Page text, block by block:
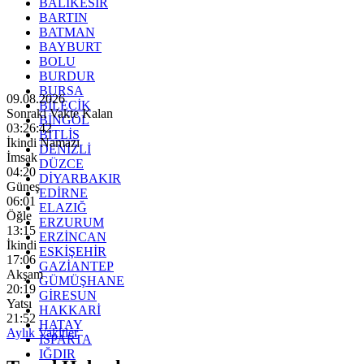
BALIKESİR
BARTIN
BATMAN
BAYBURT
BOLU
BURDUR
BURSA
BİLECİK
BİNGÖL
BİTLİS
DENİZLİ
DÜZCE
DİYARBAKIR
EDİRNE
ELAZIĞ
ERZURUM
ERZİNCAN
ESKİŞEHİR
GAZİANTEP
GÜMÜŞHANE
GİRESUN
HAKKARİ
HATAY
ISPARTA
IĞDIR
09.08.2026
Sonraki Vakte Kalan
03:26:40
İkindi Namazı
İmsak
04:20
Güneş
06:01
Öğle
13:15
İkindi
17:06
Akşam
20:19
Yatsı
21:52
Aylık Vakitler